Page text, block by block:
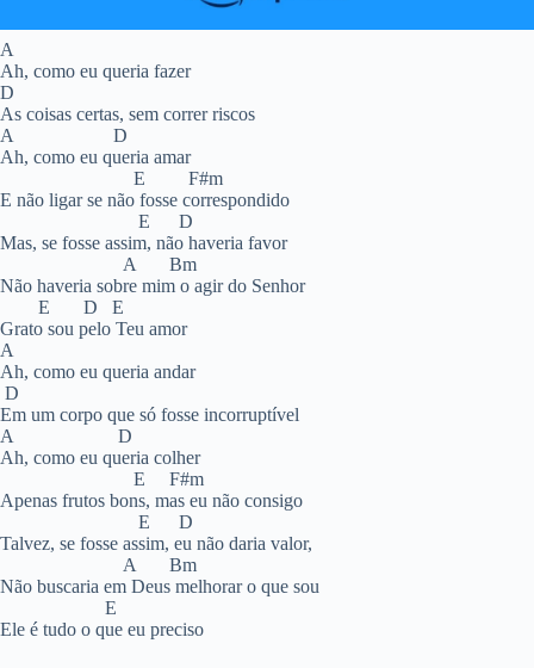
A
Ah, como eu queria fazer
D
As coisas certas, sem correr riscos
A D
Ah, como eu queria amar
E F#m
E não ligar se não fosse correspondido
E D
Mas, se fosse assim, não haveria favor
A Bm
Não haveria sobre mim o agir do Senhor
E D E
Grato sou pelo Teu amor
A
Ah, como eu queria andar
D
Em um corpo que só fosse incorruptível
A D
Ah, como eu queria colher
E F#m
Apenas frutos bons, mas eu não consigo
E D
Talvez, se fosse assim, eu não daria valor,
A Bm
Não buscaria em Deus melhorar o que sou
E
Ele é tudo o que eu preciso